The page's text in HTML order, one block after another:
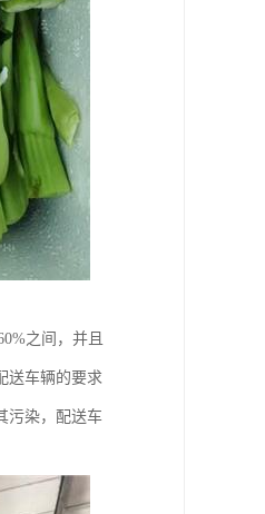
之间，并且
送车辆的要求
污染，配送车